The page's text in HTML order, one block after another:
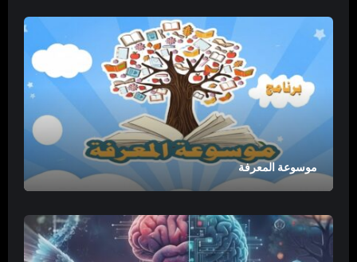
موسوعة المعرفة